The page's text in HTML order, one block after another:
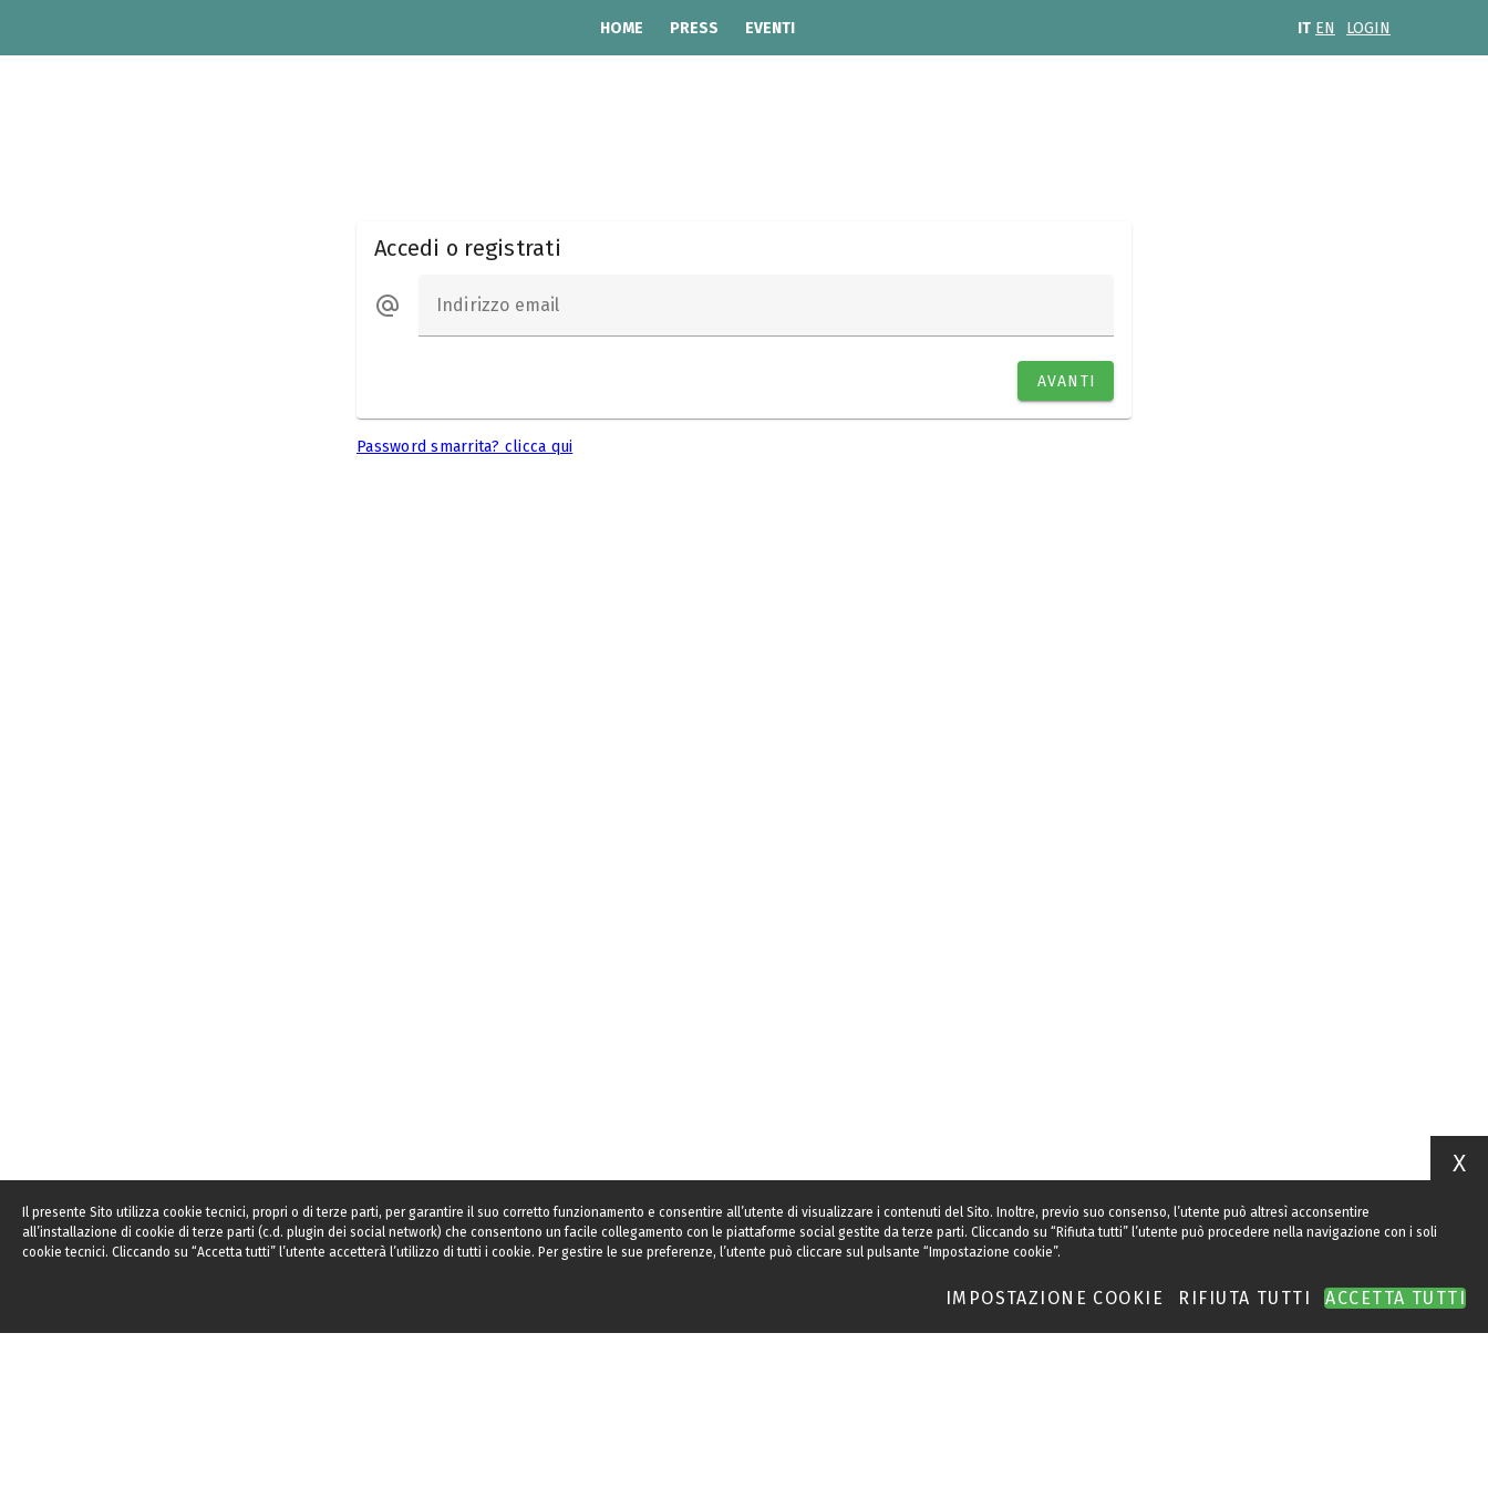
HOME PRESS EVENTI IT EN LOGIN
Accedi o registrati
Indirizzo email
AVANTI
Password smarrita? clicca qui
Il presente Sito utilizza cookie tecnici, propri o di terze parti, per garantire il suo corretto funzionamento e consentire all’utente di visualizzare i contenuti del Sito. Inoltre, previo suo consenso, l’utente può altresì acconsentire
all’installazione di cookie di terze parti (c.d. plugin dei social network) che consentono un facile collegamento con le piattaforme social gestite da terze parti. Cliccando su “Rifiuta tutti” l’utente può procedere nella navigazione con i soli
cookie tecnici. Cliccando su “Accetta tutti” l’utente accetterà l’utilizzo di tutti i cookie. Per gestire le sue preferenze, l’utente può cliccare sul pulsante “Impostazione cookie”.
IMPOSTAZIONE COOKIE RIFIUTA TUTTI ACCETTA TUTTI
X